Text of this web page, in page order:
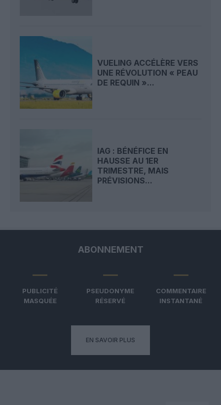
VUELING ACCÉLÈRE VERS
UNE RÉVOLUTION « PEAU
DE REQUIN »...
IAG : BÉNÉFICE EN
HAUSSE AU 1ER
TRIMESTRE, MAIS
PRÉVISIONS...
ABONNEMENT
PUBLICITÉ
MASQUÉE
PSEUDONYME
RÉSERVÉ
COMMENTAIRE
INSTANTANÉ
EN SAVOIR PLUS